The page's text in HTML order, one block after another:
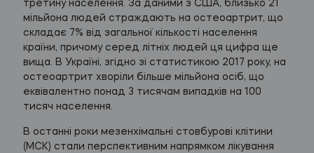
третину населення. За даними з США, близько 21
мільйона людей страждають на остеоартрит, що
складає 7% від загальної кількості населення
країни, причому серед літніх людей ця цифра ще
вища. В Україні, згідно зі статистикою 2017 року, на
остеоартрит хворіли більше мільйона осіб, що
еквівалентно понад 3 тисячам випадків на 100
тисяч населення.
В останні роки мезенхімальні стовбурові клітини
(МСК) стали перспективним напрямком лікування